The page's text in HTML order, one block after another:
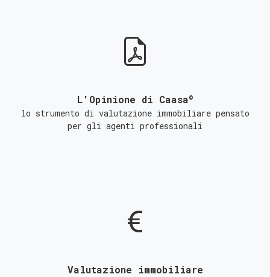
L'Opinione di Caasa©
lo strumento di valutazione immobiliare pensato
per gli agenti professionali
Valutazione immobiliare